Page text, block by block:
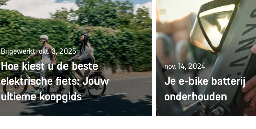
Bijgewerkt: okt. 3, 2025
Hoe kiest u de beste
elektrische fiets: Jouw
ultieme koopgids
nov. 14, 2024
Je e-bike batterij
onderhouden